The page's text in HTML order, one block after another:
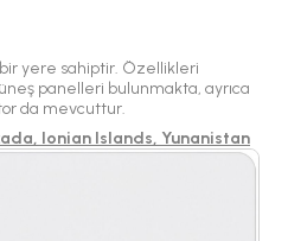
bir yere sahiptir. Özellikleri
panelleri bulunmakta, ayrıca
da mevcuttur.
Ionian Islands, Yunanistan